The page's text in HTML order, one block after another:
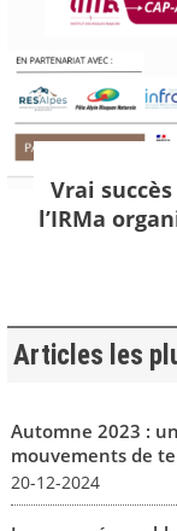
Vrai
l’IRMa
Articles les
Automne 2023 :
mouvements de
20-12-2024